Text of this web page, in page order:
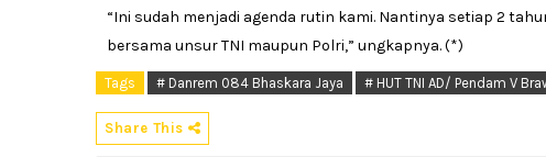
“Ini sudah menjadi agenda rutin kami. Nantinya setiap 2
bersama unsur TNI maupun Polri,” ungkapnya. (*)
Tags # Danrem 084 Bhaskara Jaya # HUT TNI AD/ Pendam V
Share This